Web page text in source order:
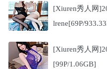
[Xiuren秀人网
lrene[69P/
[Xiuren秀人网
[99P/1.06GB]